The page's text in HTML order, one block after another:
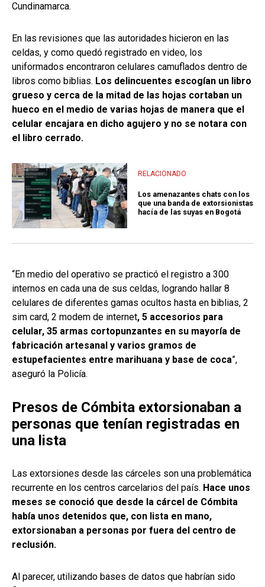
Cundinamarca.
En las revisiones que las autoridades hicieron en las
celdas, y como quedó registrado en video, los
uniformados encontraron celulares camuflados dentro de
libros como biblias. Los delincuentes escogían un libro
grueso y cerca de la mitad de las hojas cortaban un
hueco en el medio de varias hojas de manera que el
celular encajara en dicho agujero y no se notara con
el libro cerrado.
RELACIONADO
Los amenazantes chats con los
que una banda de extorsionistas
hacía de las suyas en Bogotá
“En medio del operativo se practicó el registro a 300
internos en cada una de sus celdas, logrando hallar 8
celulares de diferentes gamas ocultos hasta en biblias, 2
sim card, 2 modem de internet, 5 accesorios para
celular, 35 armas cortopunzantes en su mayoría de
fabricación artesanal y varios gramos de
estupefacientes entre marihuana y base de coca”,
aseguró la Policía.
Presos de Cómbita extorsionaban a
personas que tenían registradas en
una lista
Las extorsiones desde las cárceles son una problemática
recurrente en los centros carcelarios del país. Hace unos
meses se conoció que desde la cárcel de Cómbita
había unos detenidos que, con lista en mano,
extorsionaban a personas por fuera del centro de
reclusión.
Al parecer, utilizando bases de datos que habrían sido